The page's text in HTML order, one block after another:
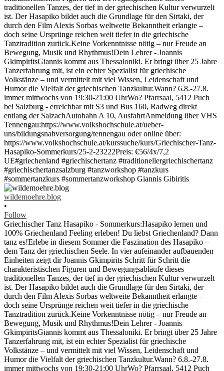
wildemoehre.blog
•
Follow
Griechischer Tanz Hasapiko - Sommerkurs:Hasapiko lernen und
100% Griechenland Feeling erleben! Du liebst Griechenland? Dann
tanz es!Erlebe in diesem Sommer die Faszination des Hasapiko –
dem Tanz der griechischen Seele. In vier aufeinander aufbauenden
Einheiten zeigt dir Joannis Gkimpirits Schritt für Schritt die
charakteristischen Figuren und Bewegungsabläufe dieses
traditionellen Tanzes, der tief in der griechischen Kultur verwurzelt
ist. Der Hasapiko bildet auch die Grundlage für den Sirtaki, der
durch den Film Alexis Sorbas weltweite Bekanntheit erlangte –
doch seine Ursprünge reichen weit tiefer in die griechische
Tanztradition zurück.Keine Vorkenntnisse nötig – nur Freude an
Bewegung, Musik und Rhythmus!Dein Lehrer - Joannis
GkimpiritsGiannis kommt aus Thessaloniki. Er bringt über 25 Jahre
Tanzerfahrung mit, ist ein echter Spezialist für griechische
Volkstänze – und vermittelt mit viel Wissen, Leidenschaft und
Humor die Vielfalt der griechischen Tanzkultur.Wann? 6.8.-27.8.
immer mittwochs von 19:30-21:00 UhrWo? Pfarrsaal, 5412 Puch